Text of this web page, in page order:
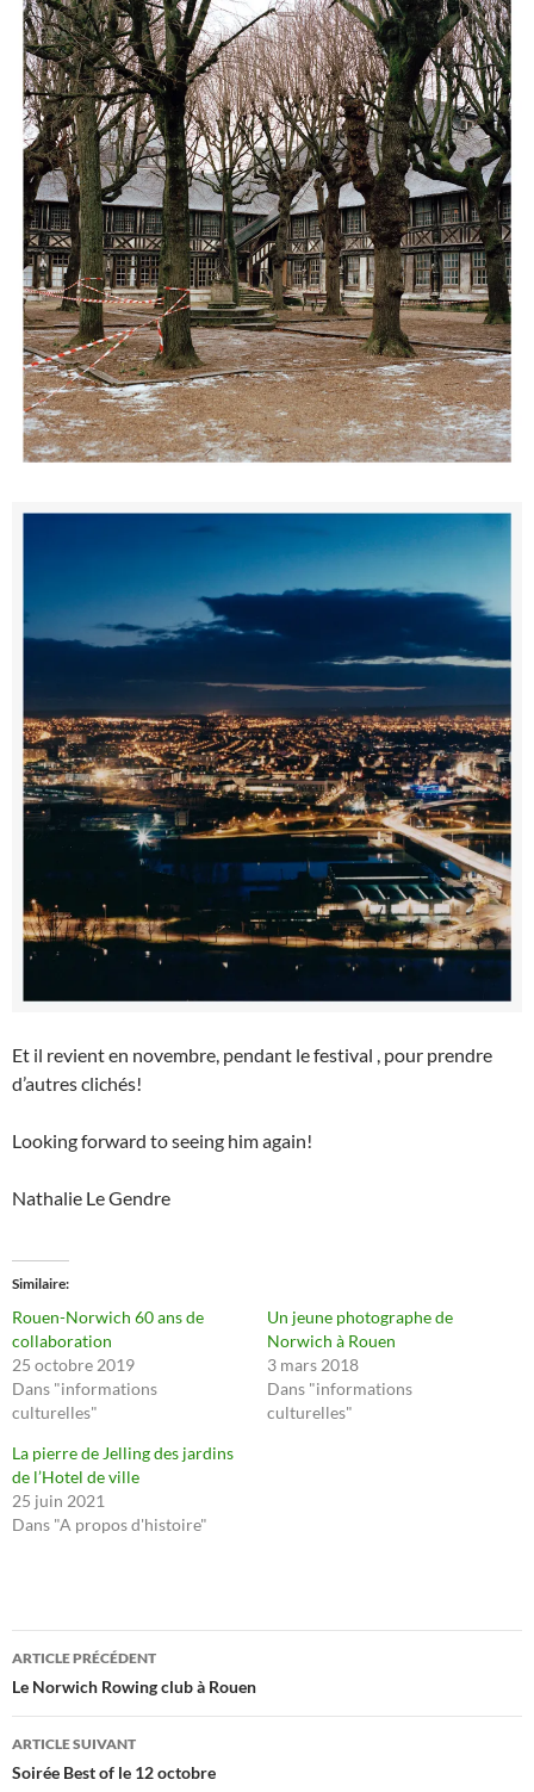
Et il revient en novembre, pendant le festival , pour prendre
d’autres clichés!
Looking forward to seeing him again!
Nathalie Le Gendre
Similaire
Rouen-Norwich 60 ans de
collaboration
25 octobre 2019
Dans "informations
culturelles"
Un jeune photographe de
Norwich à Rouen
3 mars 2018
Dans "informations
culturelles"
La pierre de Jelling des jardins
de l’Hotel de ville
25 juin 2021
Dans "A propos d'histoire"
Navigation
des
articles
ARTICLE PRÉCÉDENT
Le Norwich Rowing club à Rouen
ARTICLE SUIVANT
Soirée Best of le 12 octobre